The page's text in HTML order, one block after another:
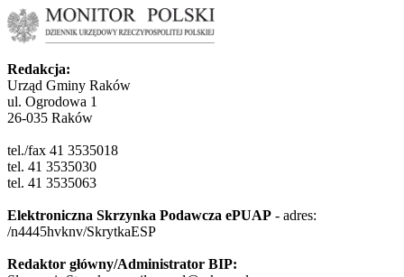
Redakcja:
Urząd Gminy Raków
ul. Ogrodowa 1
26-035 Raków
tel./fax 41 3535018
tel. 41 3535030
tel. 41 3535063
Elektroniczna Skrzynka Podawcza ePUAP - adres:
/n4445hvknv/SkrytkaESP
Redaktor główny/Administrator BIP: